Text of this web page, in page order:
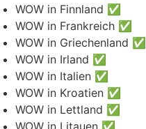
WOW in Finnland ✅
WOW in Frankreich ✅
WOW in Griechenland ✅
WOW in Irland ✅
WOW in Italien ✅
WOW in Kroatien ✅
WOW in Lettland ✅
WOW in Litauen ✅